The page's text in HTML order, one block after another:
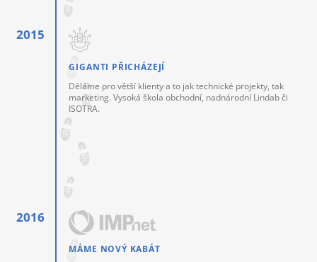
GIGANTI PŘICHÁZEJÍ
Děláme pro větší klienty a to jak technické projekty, tak
marketing. Vysoká škola obchodní, nadnárodní Lindab či
ISOTRA.
MÁME NOVÝ KABÁT